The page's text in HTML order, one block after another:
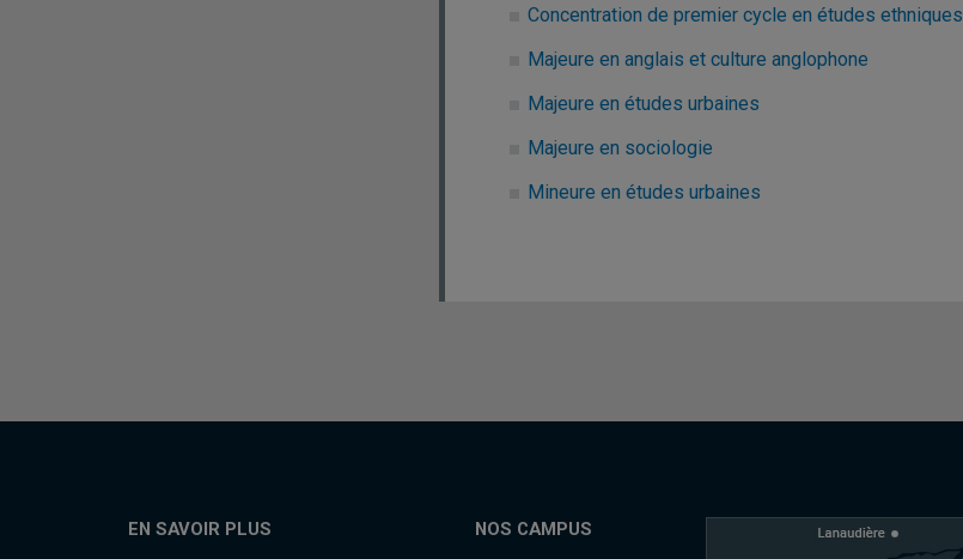
Concentration de premier cycle en études ethniques
Majeure en anglais et culture anglophone
Majeure en études urbaines
Majeure en sociologie
Mineure en études urbaines
EN SAVOIR PLUS NOS CAMPUS